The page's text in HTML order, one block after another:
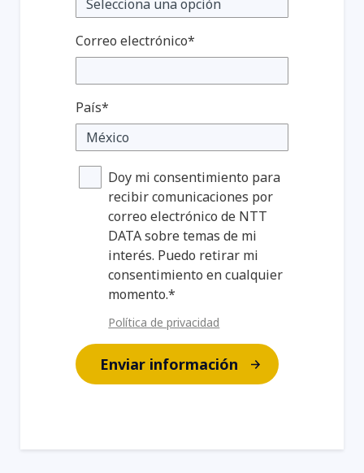
Correo electrónico*
País*
Doy mi consentimiento para
recibir comunicaciones por
correo electrónico de NTT
DATA sobre temas de mi
interés. Puedo retirar mi
consentimiento en cualquier
momento.*
Política de privacidad
Enviar información